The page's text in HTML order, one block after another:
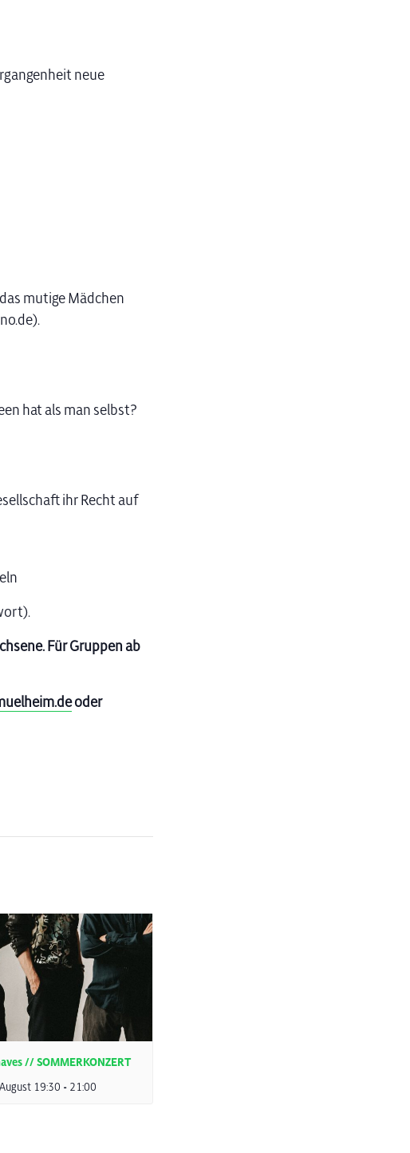
neue
mutige Mädchen
hat als man selbst?
ihr Recht auf
Für Gruppen ab
oder
// SOMMERKONZERT
19:30 - 21:00